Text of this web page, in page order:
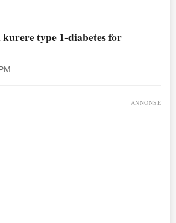
type 1-diabetes for
ANNONSE